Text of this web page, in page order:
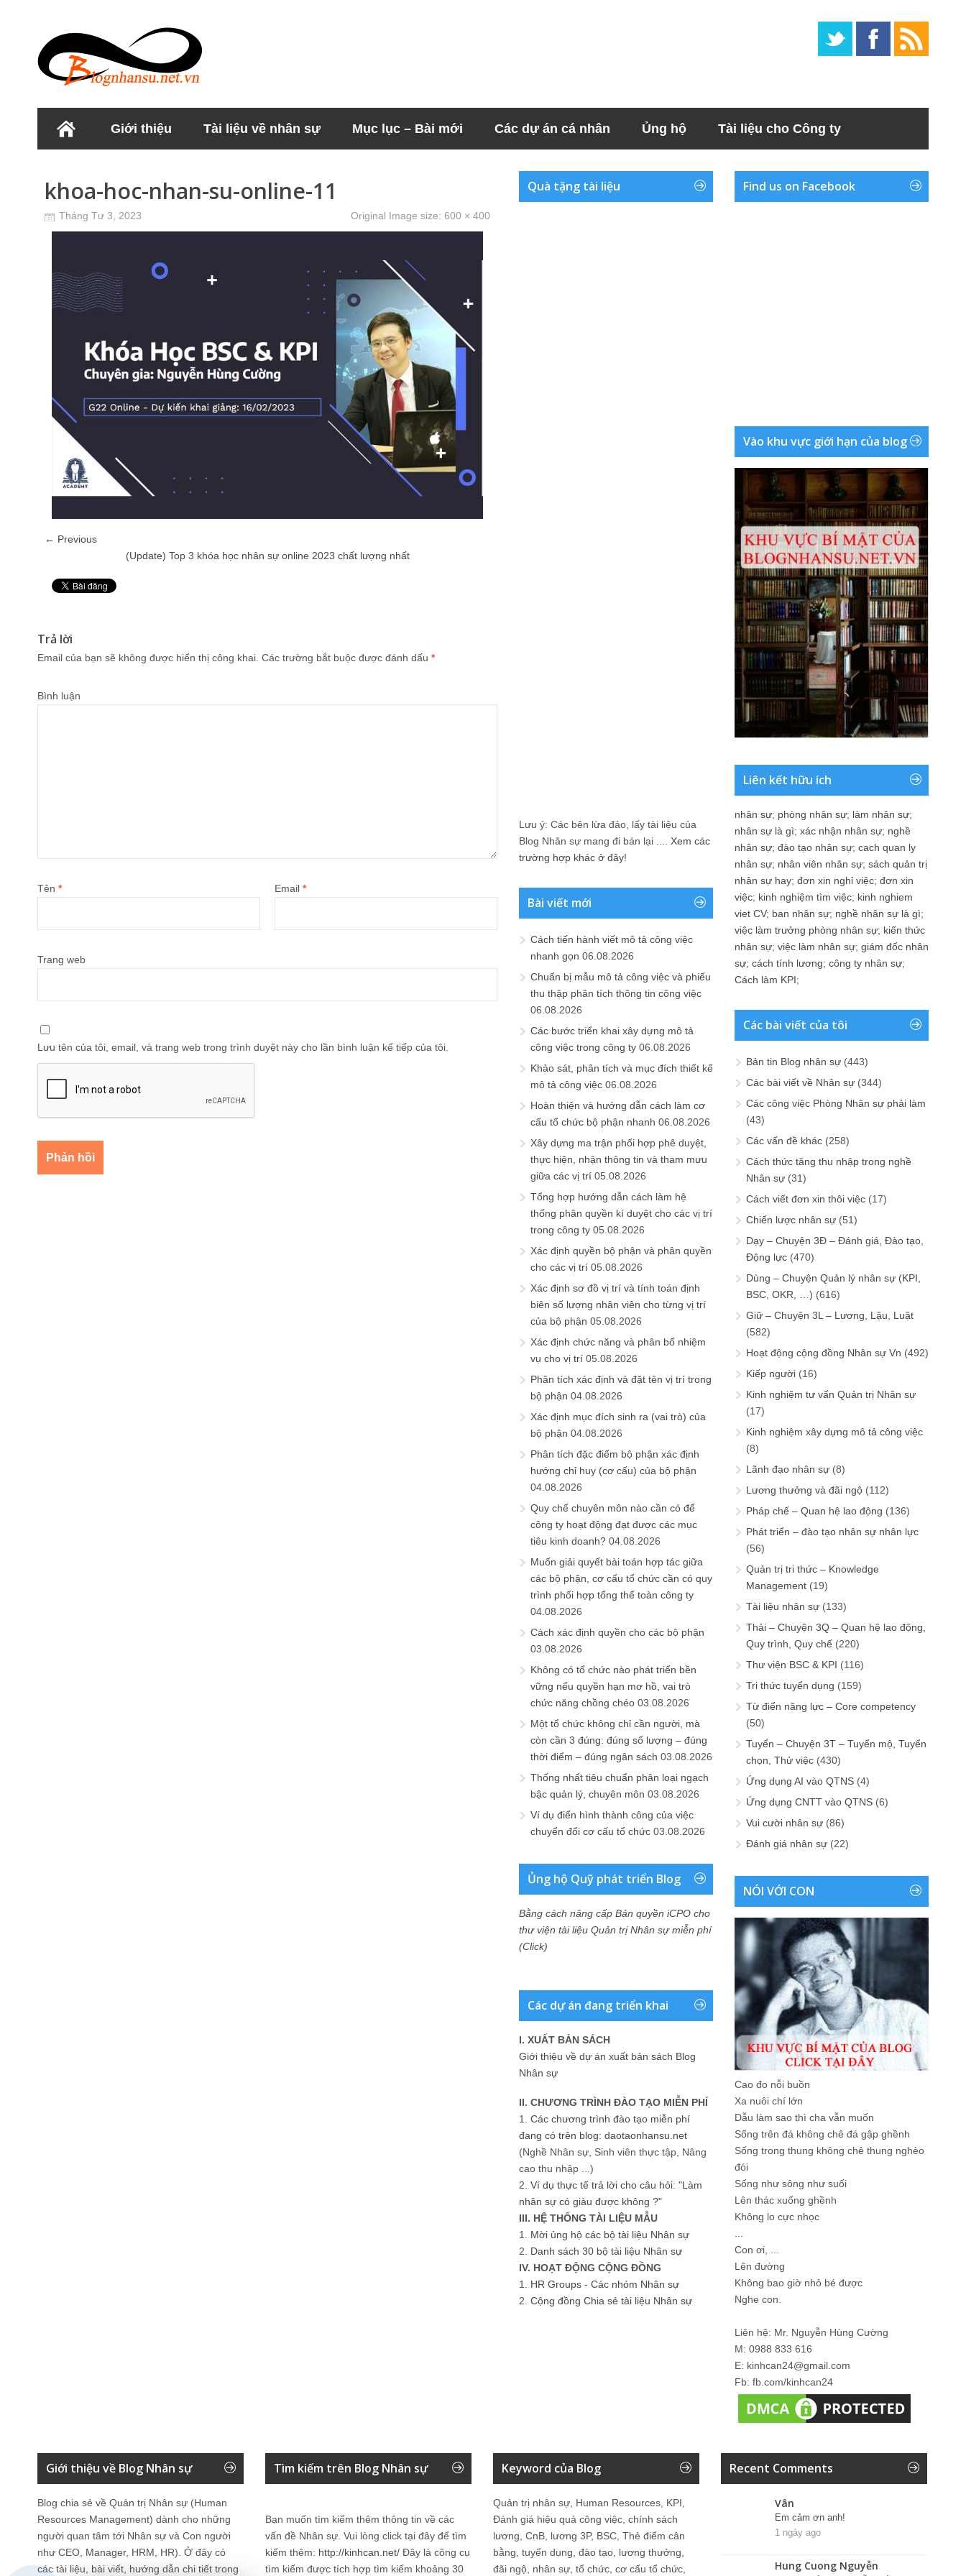
Giới thiệu Tài liệu về nhân sự Mục lục – Bài mới Các dự án cá nhân Ủng hộ Tài liệu cho Công ty
khoa-hoc-nhan-su-online-11
Tháng Tư 3, 2023 Original Image size: 600 × 400
← Previous
(Update) Top 3 khóa học nhân sự online 2023 chất lượng nhất
Trả lời
Email của bạn sẽ không được hiển thị công khai. Các trường bắt buộc được đánh dấu *
Bình luận
Tên * Email *
Trang web
Lưu tên của tôi, email, và trang web trong trình duyệt này cho lần bình luận kế tiếp của tôi.
Quà tặng tài liệu
Lưu ý: Các bên lừa đảo, lấy tài liệu của
Blog Nhân sự mang đi bán lại .... Xem các
trường hợp khác ở đây!
Bài viết mới
Cách tiến hành viết mô tả công việc
nhanh gọn 06.08.2026
Chuẩn bị mẫu mô tả công việc và phiếu
thu thập phân tích thông tin công việc
06.08.2026
Các bước triển khai xây dựng mô tả
công việc trong công ty 06.08.2026
Khảo sát, phân tích và mục đích thiết kế
mô tả công việc 06.08.2026
Hoàn thiện và hướng dẫn cách làm cơ
cấu tổ chức bộ phận nhanh 06.08.2026
Xây dựng ma trận phối hợp phê duyệt,
thực hiện, nhận thông tin và tham mưu
giữa các vị trí 05.08.2026
Tổng hợp hướng dẫn cách làm hệ
thống phân quyền kí duyệt cho các vị trí
trong công ty 05.08.2026
Xác định quyền bộ phận và phân quyền
cho các vị trí 05.08.2026
Xác định sơ đồ vị trí và tính toán định
biên số lượng nhân viên cho từng vị trí
của bộ phận 05.08.2026
Xác định chức năng và phân bổ nhiệm
vụ cho vị trí 05.08.2026
Phân tích xác định và đặt tên vị trí trong
bộ phận 04.08.2026
Xác định mục đích sinh ra (vai trò) của
bộ phận 04.08.2026
Phân tích đặc điểm bộ phận xác định
hướng chỉ huy (cơ cấu) của bộ phận
04.08.2026
Quy chế chuyên môn nào cần có để
công ty hoạt động đạt được các mục
tiêu kinh doanh? 04.08.2026
Muốn giải quyết bài toán hợp tác giữa
các bộ phận, cơ cấu tổ chức cần có quy
trình phối hợp tổng thể toàn công ty
04.08.2026
Cách xác định quyền cho các bộ phận
03.08.2026
Không có tổ chức nào phát triển bền
vững nếu quyền hạn mơ hồ, vai trò
chức năng chồng chéo 03.08.2026
Một tổ chức không chỉ cần người, mà
còn cần 3 đúng: đúng số lượng – đúng
thời điểm – đúng ngân sách 03.08.2026
Thống nhất tiêu chuẩn phân loại ngạch
bậc quản lý, chuyên môn 03.08.2026
Ví dụ điển hình thành công của việc
chuyển đổi cơ cấu tổ chức 03.08.2026
Ủng hộ Quỹ phát triển Blog
Bằng cách nâng cấp Bản quyền iCPO cho
thư viện tài liệu Quản trị Nhân sự miễn phí
(Click)
Các dự án đang triển khai
I. XUẤT BẢN SÁCH
Giới thiệu về dự án xuất bản sách Blog
Nhân sự
II. CHƯƠNG TRÌNH ĐÀO TẠO MIỄN PHÍ
1. Các chương trình đào tạo miễn phí
đang có trên blog: daotaonhansu.net
(Nghề Nhân sự, Sinh viên thực tập, Nâng
cao thu nhập ...)
2. Ví dụ thực tế trả lời cho câu hỏi: "Làm
nhân sự có giàu được không ?"
III. HỆ THỐNG TÀI LIỆU MẪU
1. Mời ủng hộ các bộ tài liệu Nhân sự
2. Danh sách 30 bộ tài liệu Nhân sự
IV. HOẠT ĐỘNG CỘNG ĐỒNG
1. HR Groups - Các nhóm Nhân sự
2. Cộng đồng Chia sẻ tài liệu Nhân sự
Find us on Facebook
Vào khu vực giới hạn của blog
Liên kết hữu ích
nhân sự; phòng nhân sự; làm nhân sự;
nhân sự là gì; xác nhận nhân sự; nghề
nhân sự; đào tạo nhân sự; cach quan ly
nhân sự; nhân viên nhân sự; sách quản trị
nhân sự hay; đơn xin nghỉ việc; đơn xin
việc; kinh nghiệm tìm việc; kinh nghiem
viet CV; ban nhân sự; nghề nhân sự là gì;
việc làm trưởng phòng nhân sự; kiến thức
nhân sự; việc làm nhân sự; giám đốc nhân
sự; cách tính lương; công ty nhân sự;
Cách làm KPI;
Các bài viết của tôi
Bản tin Blog nhân sự (443)
Các bài viết về Nhân sự (344)
Các công việc Phòng Nhân sự phải làm
(43)
Các vấn đề khác (258)
Cách thức tăng thu nhập trong nghề
Nhân sự (31)
Cách viết đơn xin thôi việc (17)
Chiến lược nhân sự (51)
Dạy – Chuyện 3Đ – Đánh giá, Đào tạo,
Động lực (470)
Dùng – Chuyện Quản lý nhân sự (KPI,
BSC, OKR, …) (616)
Giữ – Chuyện 3L – Lương, Lậu, Luật
(582)
Hoạt động cộng đồng Nhân sự Vn (492)
Kiếp người (16)
Kinh nghiệm tư vấn Quản trị Nhân sự
(17)
Kinh nghiệm xây dựng mô tả công việc
(8)
Lãnh đạo nhân sự (8)
Lương thưởng và đãi ngộ (112)
Pháp chế – Quan hệ lao động (136)
Phát triển – đào tạo nhân sự nhân lực
(56)
Quản trị tri thức – Knowledge
Management (19)
Tài liệu nhân sự (133)
Thải – Chuyện 3Q – Quan hệ lao động,
Quy trình, Quy chế (220)
Thư viện BSC & KPI (116)
Tri thức tuyển dụng (159)
Từ điển năng lực – Core competency
(50)
Tuyển – Chuyện 3T – Tuyển mộ, Tuyển
chọn, Thử việc (430)
Ứng dụng AI vào QTNS (4)
Ứng dụng CNTT vào QTNS (6)
Vui cười nhân sự (86)
Đánh giá nhân sự (22)
NÓI VỚI CON
Cao đo nỗi buồn
Xa nuôi chí lớn
Dẫu làm sao thì cha vẫn muốn
Sống trên đá không chê đá gập ghềnh
Sống trong thung không chê thung nghèo
đói
Sống như sông như suối
Lên thác xuống ghềnh
Không lo cực nhọc
Con ơi, ...
Lên đường
Không bao giờ nhỏ bé được
Nghe con.
Liên hệ: Mr. Nguyễn Hùng Cường
M: 0988 833 616
E: kinhcan24@gmail.com
Fb: fb.com/kinhcan24
Giới thiệu về Blog Nhân sự
Blog chia sẻ về Quản trị Nhân sự (Human
Resources Management) dành cho những
người quan tâm tới Nhân sự và Con người
như CEO, Manager, HRM, HR). Ở đây có
các tài liệu, bài viết, hướng dẫn chi tiết trong
Tìm kiếm trên Blog Nhân sự
Bạn muốn tìm kiếm thêm thông tin về các
vấn đề Nhân sự . Vui lòng click tại đây để tìm
kiếm thêm: http://kinhcan.net/ Đây là công cụ
tìm kiếm được tích hợp tìm kiếm khoảng 30
Keyword của Blog
Quản trị nhân sự, Human Resources, KPI,
Đánh giá hiệu quả công việc, chính sách
lương, CnB, lương 3P, BSC, Thẻ điểm cân
bằng, tuyển dụng, đào tạo, lương thưởng,
đãi ngộ, nhân sự, tổ chức, cơ cấu tổ chức,
Recent Comments
Vân
Em cảm ơn anh!
1 ngày ago
Hung Cuong Nguyễn